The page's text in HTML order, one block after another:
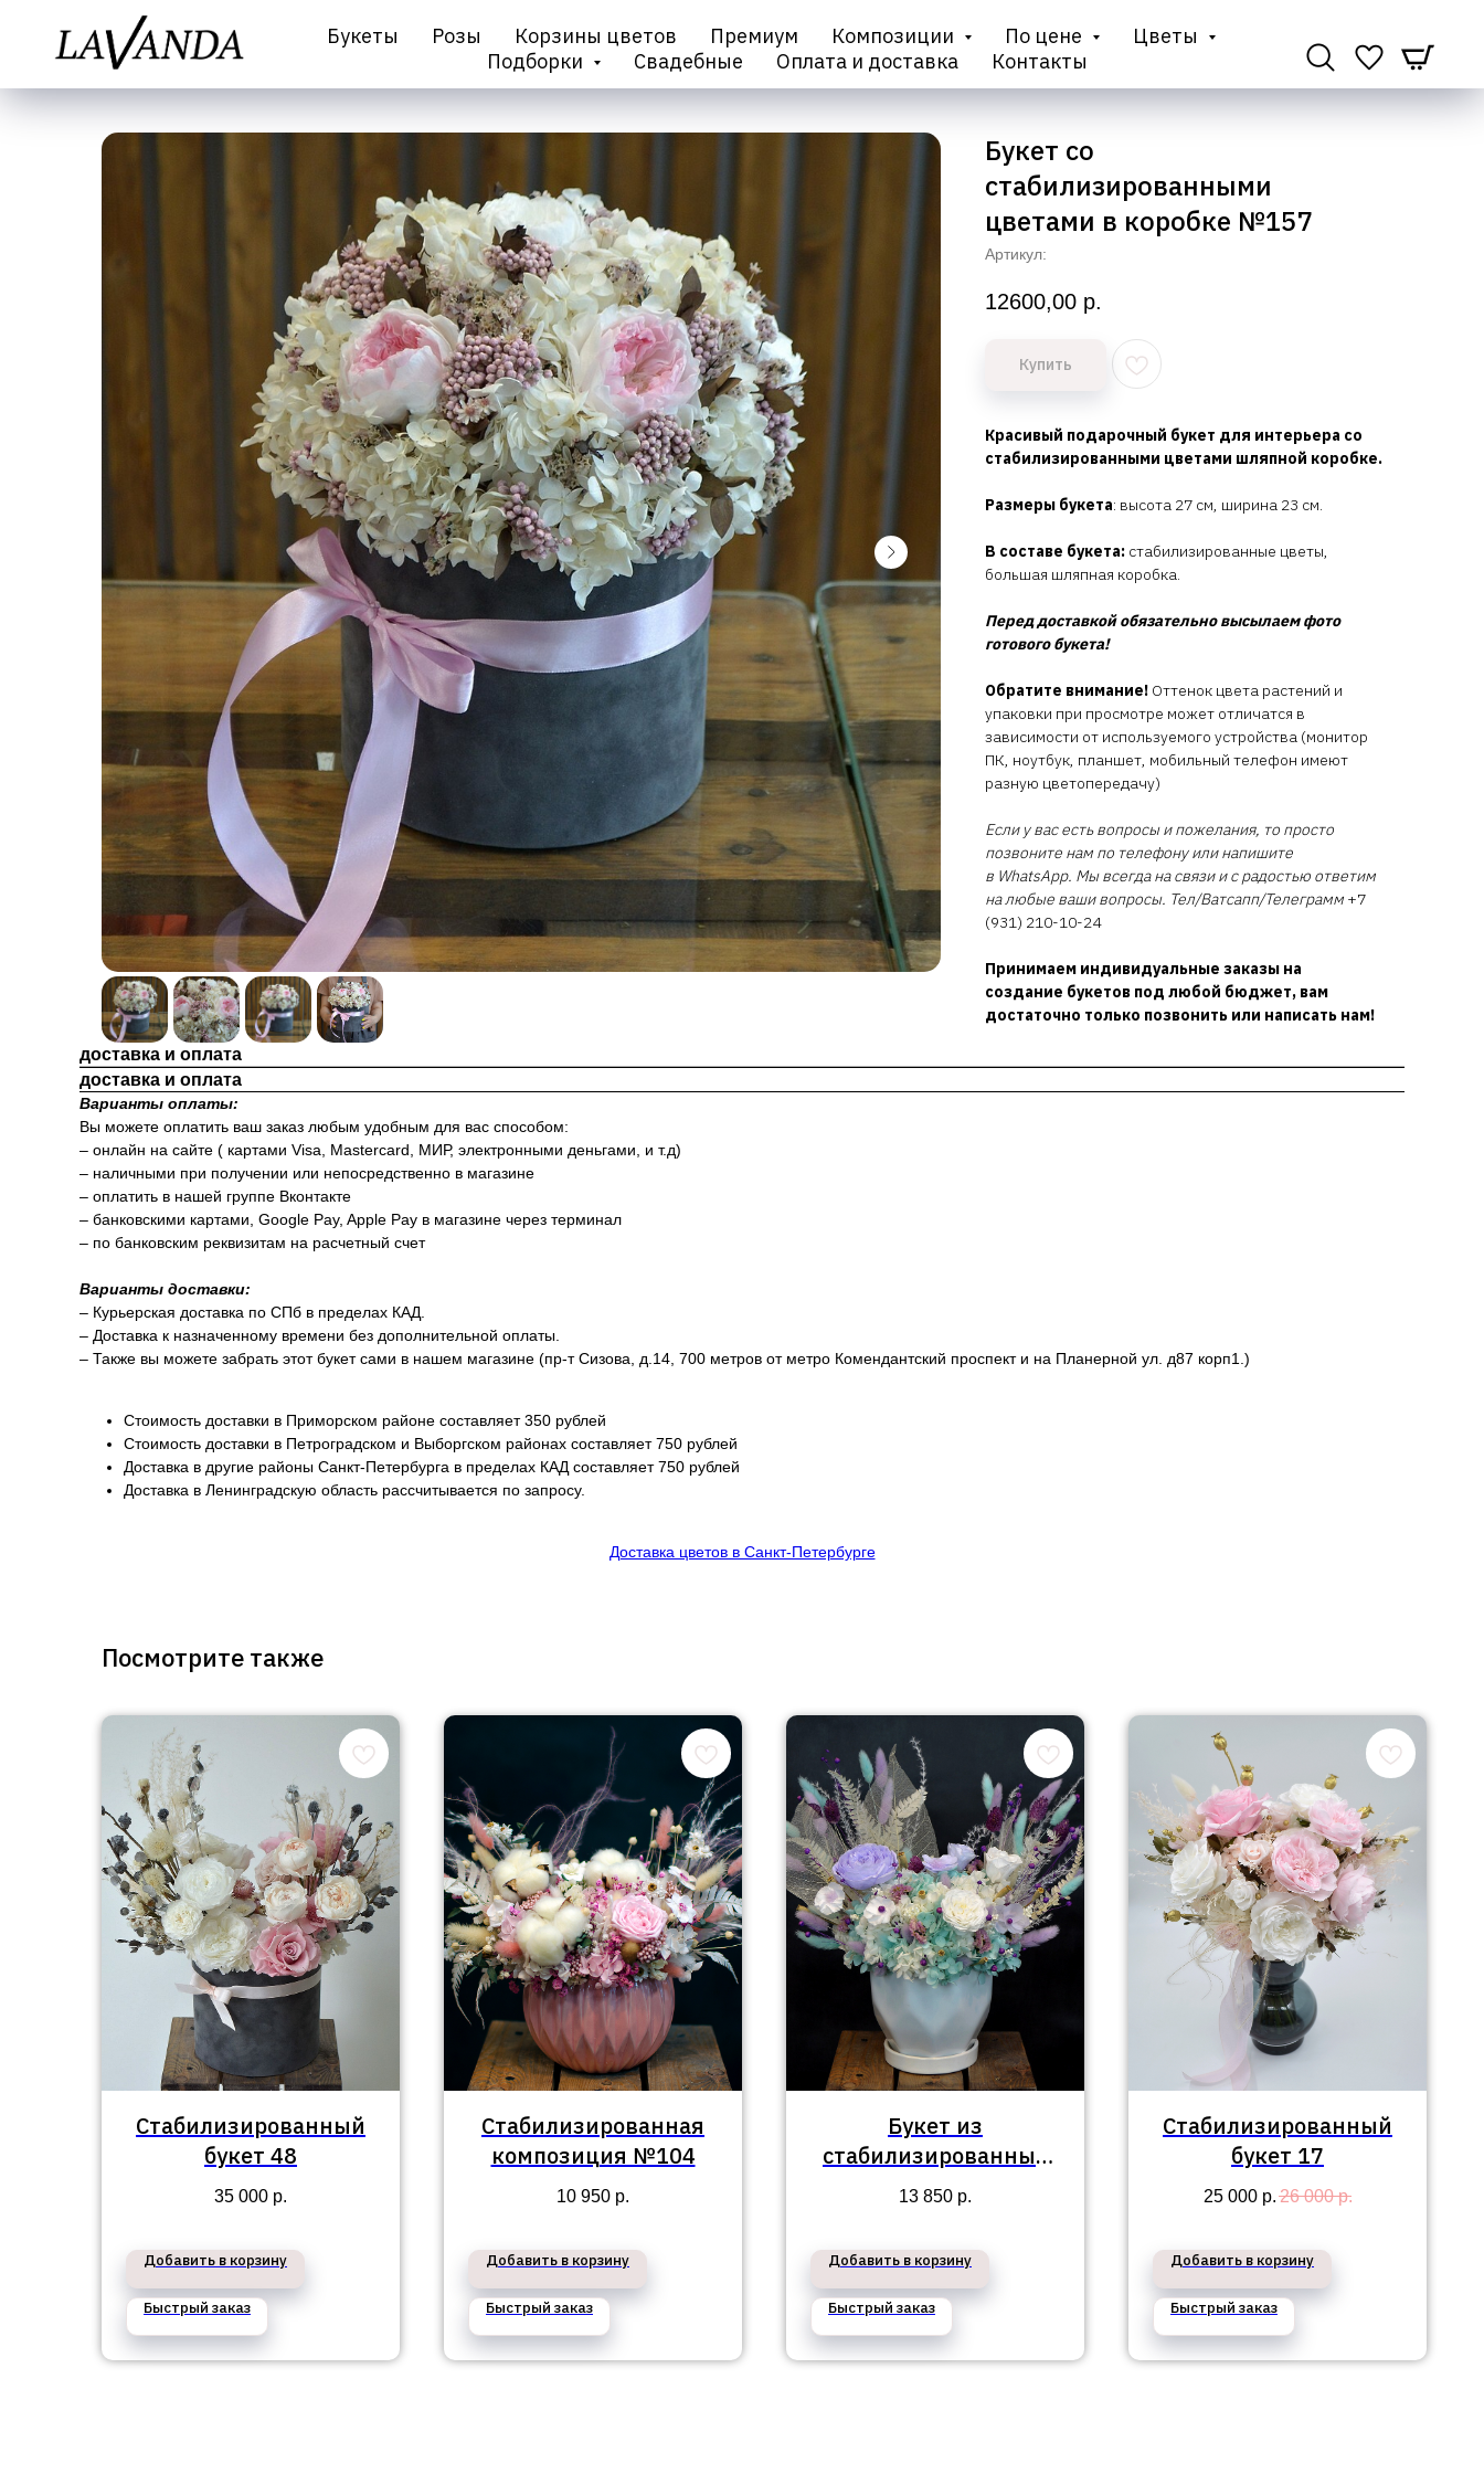
Букеты Розы Корзины цветов Премиум Композиции По цене
Цветы
Подборки
Свадебные Оплата и доставка Контакты
Букет со
стабилизированными
цветами в коробке №157
Артикул:
12600,00 р.
Купить
Красивый подарочный букет для интерьера со
стабилизированными цветами шляпной коробке.
Размеры букета: высота 27 см, ширина 23 см.
В составе букета: стабилизированные цветы,
большая шляпная коробка.
Перед доставкой обязательно высылаем фото
готового букета!
Обратите внимание! Оттенок цвета растений и
упаковки при просмотре может отличатся в
зависимости от используемого устройства (монитор
ПК, ноутбук, планшет, мобильный телефон имеют
разную цветопередачу)
Если у вас есть вопросы и пожелания, то просто
позвоните нам по телефону или напишите
в WhatsApp. Мы всегда на связи и с радостью ответим
на любые ваши вопросы. Тел/Ватсапп/Телеграмм +7
(931) 210-10-24
Принимаем индивидуальные заказы на
создание букетов под любой бюджет, вам
достаточно только позвонить или написать нам!
доставка и оплата
доставка и оплата
Варианты оплаты:
Вы можете оплатить ваш заказ любым удобным для вас способом:
– онлайн на сайте ( картами Visa, Mastercard, МИР, электронными деньгами, и т.д)
– наличными при получении или непосредственно в магазине
– оплатить в нашей группе Вконтакте
– банковскими картами, Google Pay, Apple Pay в магазине через терминал
– по банковским реквизитам на расчетный счет
Варианты доставки:
– Курьерская доставка по СПб в пределах КАД.
– Доставка к назначенному времени без дополнительной оплаты.
– Также вы можете забрать этот букет сами в нашем магазине (пр-т Сизова, д.14, 700 метров от метро Комендантский проспект и на Планерной ул. д87 корп1.)
Стоимость доставки в Приморском районе составляет 350 рублей
Стоимость доставки в Петроградском и Выборгском районах составляет 750 рублей
Доставка в другие районы Санкт-Петербурга в пределах КАД составляет 750 рублей
Доставка в Ленинградскую область рассчитывается по запросу.
Доставка цветов в Санкт-Петербурге
Посмотрите также
Стабилизированный
букет 48
35 000 р.
Добавить в корзину
Быстрый заказ
Стабилизированная
композиция №104
10 950 р.
Добавить в корзину
Быстрый заказ
Букет из
стабилизированных
цветов №80
13 850 р.
Добавить в корзину
Быстрый заказ
Стабилизированный
букет 17
25 000 р. 26 000 р.
Добавить в корзину
Быстрый заказ